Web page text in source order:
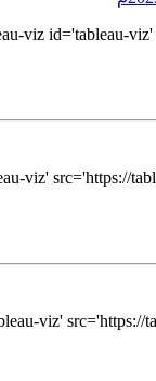
viz id='tableau-viz'
viz' src='https://
viz' src='https://